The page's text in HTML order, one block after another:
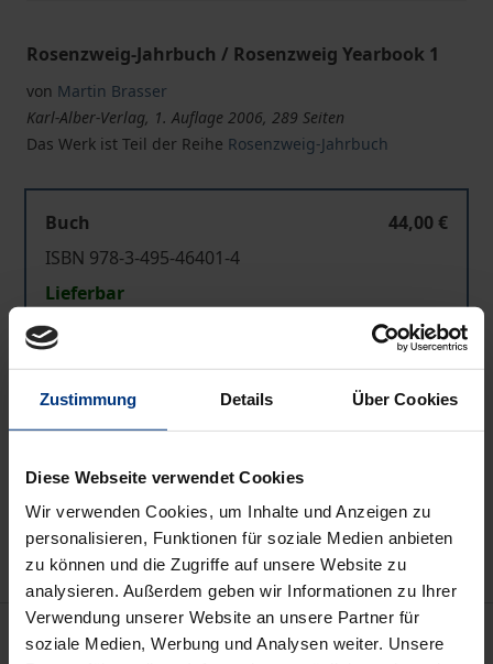
Zustimmung Details Über Cookies
Diese Webseite verwendet Cookies
Wir verwenden Cookies, um Inhalte und Anzeigen zu
personalisieren, Funktionen für soziale Medien anbieten
zu können und die Zugriffe auf unsere Website zu
analysieren. Außerdem geben wir Informationen zu Ihrer
Verwendung unserer Website an unsere Partner für
soziale Medien, Werbung und Analysen weiter. Unsere
Rosenzweig-Jahrbuch / Rosenzweig Yearbook 1
von Martin Brasser
Karl-Alber-Verlag, 1. Auflage 2006, 289 Seiten
Das Werk ist Teil der Reihe Rosenzweig-Jahrbuch
Buch
44,00 €
ISBN 978-3-495-46401-4
Lieferbar
Preisangaben inkl. MwSt. Abhängig von der Lieferadresse
kann die MwSt. an der Kasse variieren.
Hinweise zu Versandkosten
Beschreibung